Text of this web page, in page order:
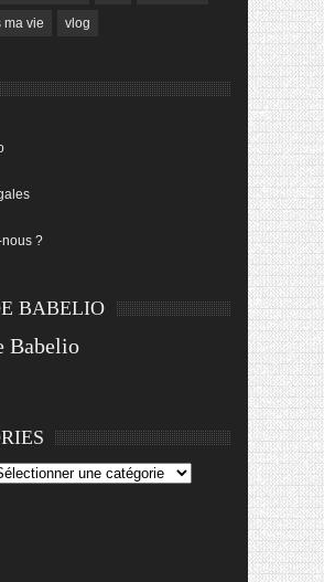
ma vie vlog
?
BABELIO
Babelio